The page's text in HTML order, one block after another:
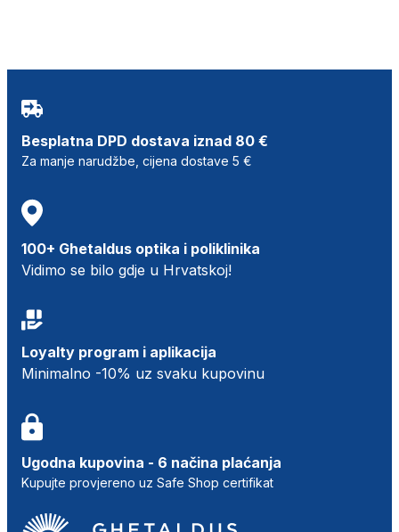
Besplatna DPD dostava iznad 80 €
Za manje narudžbe, cijena dostave 5 €
100+ Ghetaldus optika i poliklinika
Vidimo se bilo gdje u Hrvatskoj!
Loyalty program i aplikacija
Minimalno -10% uz svaku kupovinu
Ugodna kupovina - 6 načina plaćanja
Kupujte provjereno uz Safe Shop certifikat